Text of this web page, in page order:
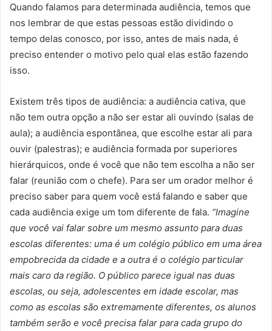
Quando falamos para determinada audiência, temos que
nos lembrar de que estas pessoas estão dividindo o
tempo delas conosco, por isso, antes de mais nada, é
preciso entender o motivo pelo qual elas estão fazendo
isso.
Existem três tipos de audiência: a audiência cativa, que
não tem outra opção a não ser estar ali ouvindo (salas de
aula); a audiência espontânea, que escolhe estar ali para
ouvir (palestras); e audiência formada por superiores
hierárquicos, onde é você que não tem escolha a não ser
falar (reunião com o chefe). Para ser um orador melhor é
preciso saber para quem você está falando e saber que
cada audiência exige um tom diferente de fala. “Imagine
que você vai falar sobre um mesmo assunto para duas
escolas diferentes: uma é um colégio público em uma área
empobrecida da cidade e a outra é o colégio particular
mais caro da região. O público parece igual nas duas
escolas, ou seja, adolescentes em idade escolar, mas
como as escolas são extremamente diferentes, os alunos
também serão e você precisa falar para cada grupo do